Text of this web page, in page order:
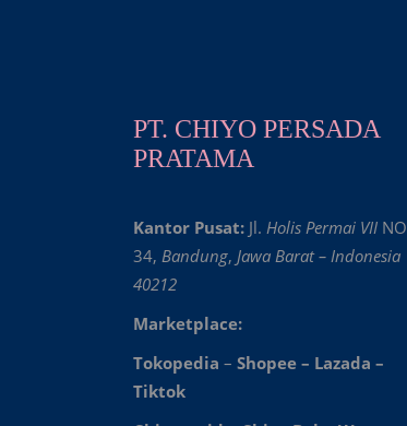
PT. CHIYO PERSADA
PRATAMA
Kantor Pusat: Jl. Holis Permai VII NO
34, Bandung, Jawa Barat – Indonesia
40212
Marketplace:
Tokopedia – Shopee – Lazada –
Tiktok